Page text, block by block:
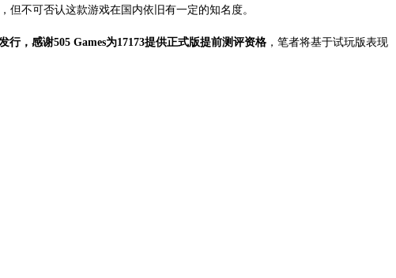
不可否认这款游戏在国内依旧有一定的知名度。
行，感谢505 Games为17173提供正式版提前测评资格 ，笔者将基于试玩版表现